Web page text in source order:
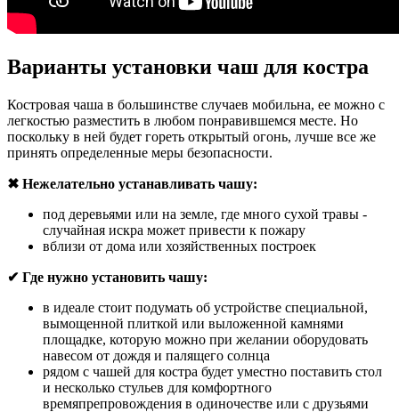
Варианты установки чаш для костра
Костровая чаша в большинстве случаев мобильна, ее можно с
легкостью разместить в любом понравившемся месте. Но
поскольку в ней будет гореть открытый огонь, лучше все же
принять определенные меры безопасности.
✖ Нежелательно устанавливать чашу:
под деревьями или на земле, где много сухой травы -
случайная искра может привести к пожару
вблизи от дома или хозяйственных построек
✔ Где нужно установить чашу:
в идеале стоит подумать об устройстве специальной,
вымощенной плиткой или выложенной камнями
площадке, которую можно при желании оборудовать
навесом от дождя и палящего солнца
рядом с чашей для костра будет уместно поставить стол
и несколько стульев для комфортного
времяпрепровождения в одиночестве или с друзьями